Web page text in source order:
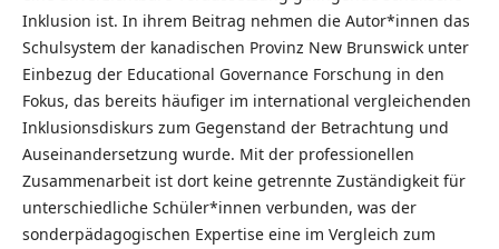
Inklusion ist. In ihrem Beitrag nehmen die Autor*innen das
Schulsystem der kanadischen Provinz New Brunswick unter
Einbezug der Educational Governance Forschung in den
Fokus, das bereits häufiger im international vergleichenden
Inklusionsdiskurs zum Gegenstand der Betrachtung und
Auseinandersetzung wurde. Mit der professionellen
Zusammenarbeit ist dort keine getrennte Zuständigkeit für
unterschiedliche Schüler*innen verbunden, was der
sonderpädagogischen Expertise eine im Vergleich zum